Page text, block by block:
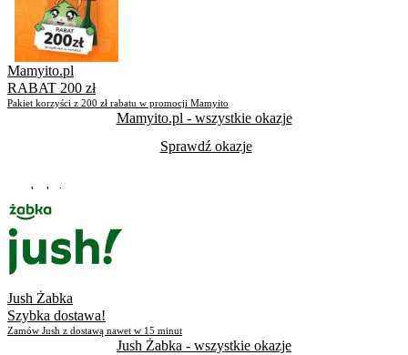
Mamyito.pl
RABAT 200 zł
Pakiet korzyści z 200 zł rabatu w promocji Mamyito
Mamyito.pl - wszystkie okazje
Sprawdź okazje
Do odwołania
Jush Żabka
Szybka dostawa!
Zamów Jush z dostawą nawet w 15 minut
Jush Żabka - wszystkie okazje